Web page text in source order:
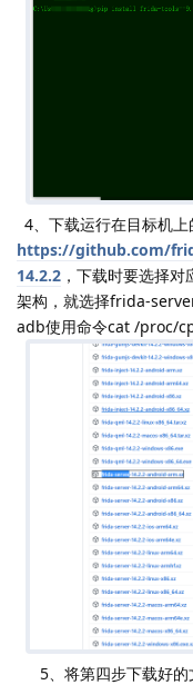
4、下载运行在目标机
https://github.com/
14.2.2 ，下载时要选择
架构，就选择frida-
adb使用命令cat /proc/
5、将第四步下载好的